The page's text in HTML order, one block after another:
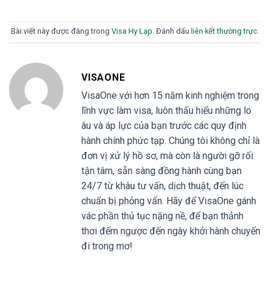
Bài viết này được đăng trong Visa Hy Lạp. Đánh dấu liên kết thường trực.
VISAONE
VisaOne với hơn 15 năm kinh nghiệm trong
lĩnh vực làm visa, luôn thấu hiểu những lo
âu và áp lực của bạn trước các quy định
hành chính phức tạp. Chúng tôi không chỉ là
đơn vị xử lý hồ sơ, mà còn là người gỡ rối
tận tâm, sẵn sàng đồng hành cùng bạn
24/7 từ khâu tư vấn, dịch thuật, đến lúc
chuẩn bị phỏng vấn. Hãy để VisaOne gánh
vác phần thủ tục nặng nề, để bạn thảnh
thơi đếm ngược đến ngày khởi hành chuyến
đi trong mơ!